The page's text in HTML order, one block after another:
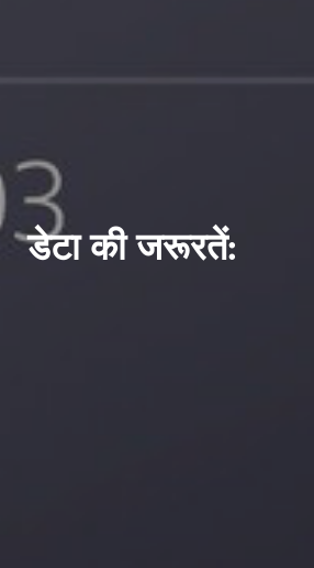
डेटा की जरूरतें: